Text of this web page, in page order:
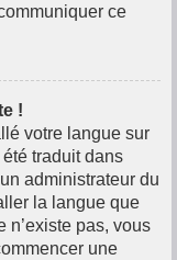
ce
!
votre langue sur
traduit dans
administrateur du
la langue que
n’existe pas, vous
une